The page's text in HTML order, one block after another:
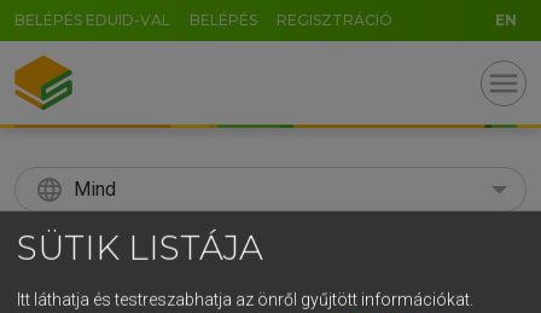
BELÉPÉS EDUID-VAL BELÉPÉS REGISZTRÁCIÓ EN
menu
language Mind
search
KERESÉS
SÜTIK LISTÁJA
Itt láthatja és testreszabhatja az önről gyűjtött információkat.
GR